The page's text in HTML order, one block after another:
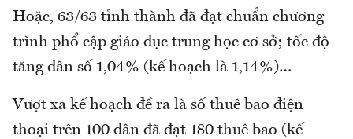
Hoặc, 63/63 tỉnh thành đã đạt chuẩn chương
trình phổ cập giáo dục trung học cơ sở; tốc độ
tăng dân số 1,04% (kế hoạch là 1,14%)…
Vượt xa kế hoạch đề ra là số thuê bao điện
thoại trên 100 dân đã đạt 180 thuê bao (kế